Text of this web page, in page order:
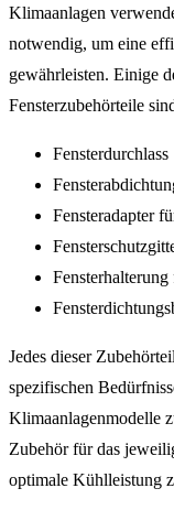
Klimaanlagen
notwendig, um eine
gewährleisten. Einige
Fensterzubehörteile
Fensterdurchlass
Fensteradapter
Jedes dieser
spezifischen
Klimaanlagenmodelle
Zubehör für das
optimale Kühlleistung